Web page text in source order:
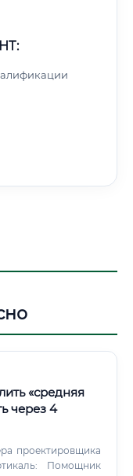
«средняя
через 4
проектировщика